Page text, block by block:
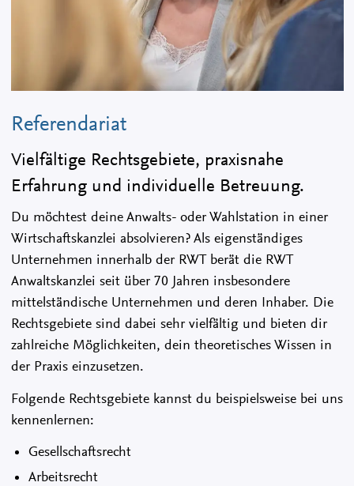
Referendariat
Vielfältige Rechtsgebiete, praxisnahe
Erfahrung und individuelle Betreuung.
Du möchtest deine Anwalts- oder Wahlstation in einer
Wirtschaftskanzlei absolvieren? Als eigenständiges
Unternehmen innerhalb der RWT berät die RWT
Anwaltskanzlei seit über 70 Jahren insbesondere
mittelständische Unternehmen und deren Inhaber. Die
Rechtsgebiete sind dabei sehr vielfältig und bieten dir
zahlreiche Möglichkeiten, dein theoretisches Wissen in
der Praxis einzusetzen.
Folgende Rechtsgebiete kannst du beispielsweise bei uns
kennenlernen:
Gesellschaftsrecht
Arbeitsrecht